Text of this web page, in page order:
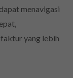
menavigasi
yang lebih